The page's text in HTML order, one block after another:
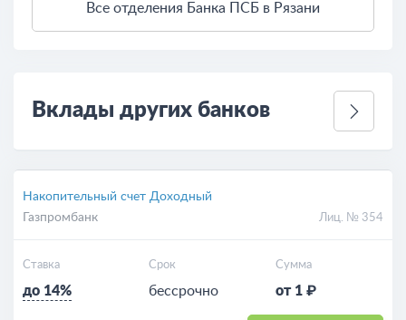
Все отделения Банка ПСБ в Рязани
Вклады других банков
Накопительный счет Доходный
Газпромбанк
Лиц. № 354
Ставка
до 14%
Срок
бессрочно
Сумма
от 1 ₽